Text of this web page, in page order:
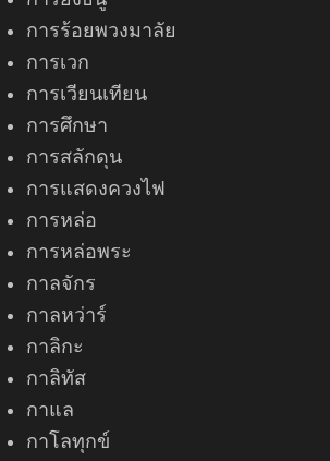
การร้อยพวงมาลัย
การเวก
การเวียนเทียน
การศึกษา
การสลักดุน
การแสดงควงไฟ
การหล่อ
การหล่อพระ
กาลจักร
กาลหว่าร์
กาลิกะ
กาลิทัส
กาแล
กาโลทุกข์